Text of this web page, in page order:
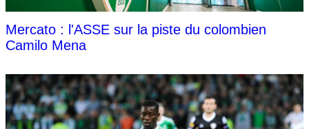
Mercato : l'ASSE sur la piste du colombien
Camilo Mena